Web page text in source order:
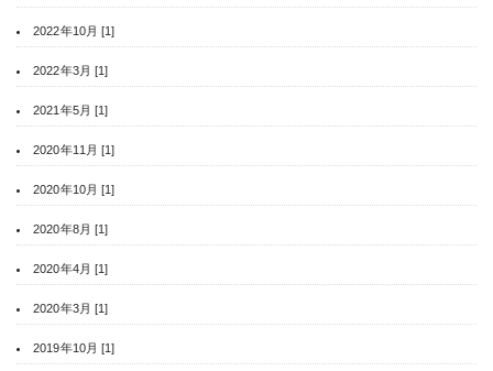
2022年10月 [1]
2022年3月 [1]
2021年5月 [1]
2020年11月 [1]
2020年10月 [1]
2020年8月 [1]
2020年4月 [1]
2020年3月 [1]
2019年10月 [1]